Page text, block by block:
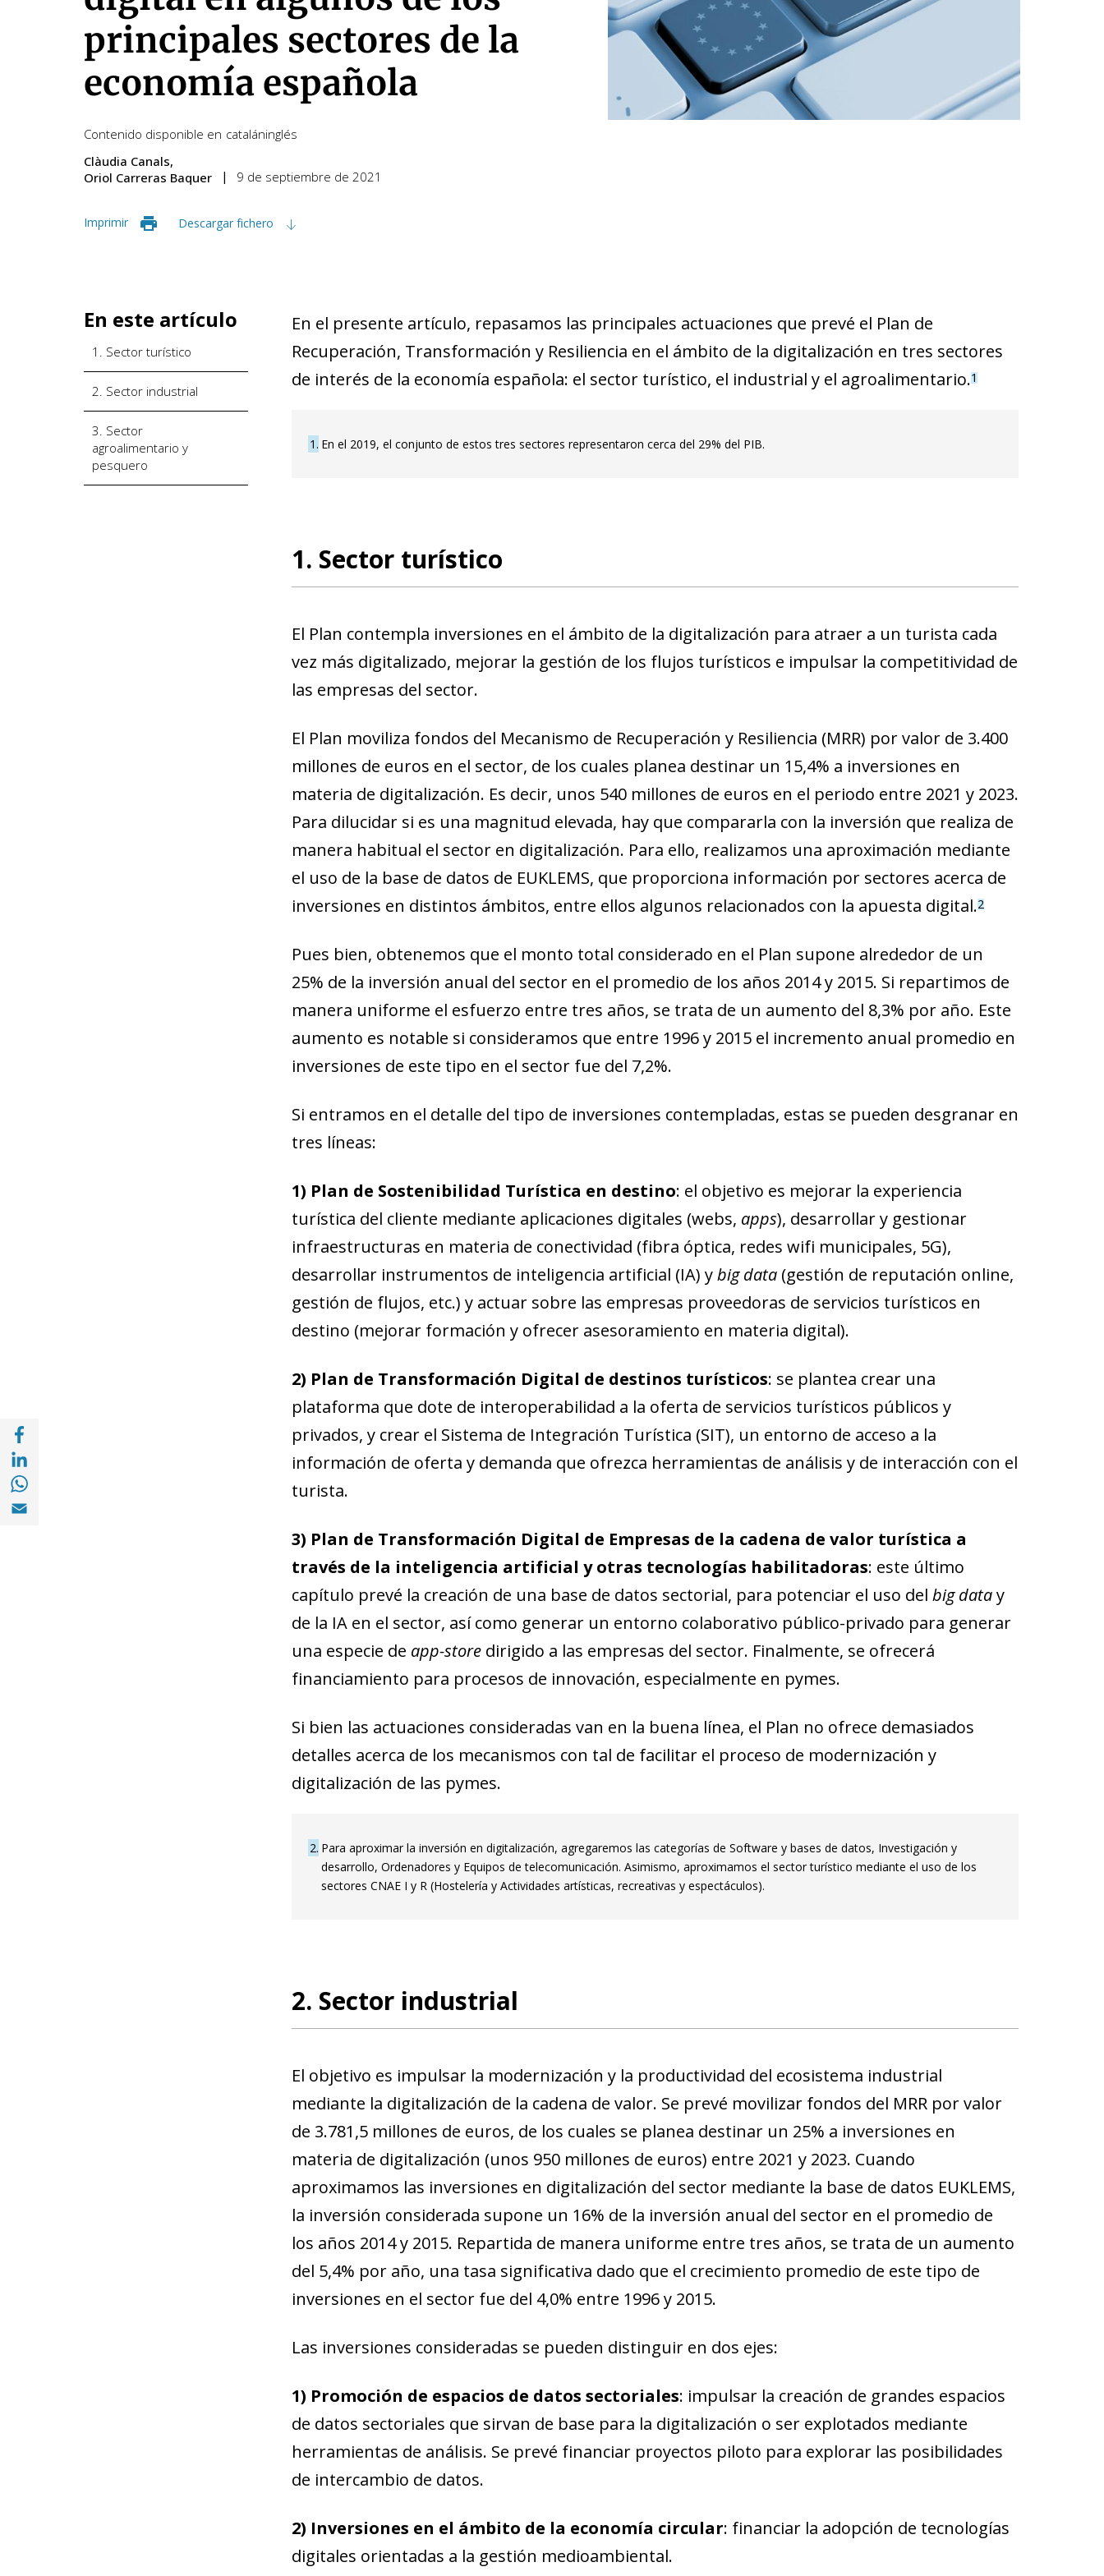
principales sectores de la
economía española
Contenido disponible en cataláninglés
Clàudia Canals
Oriol Carreras Baquer
9 de septiembre de 2021
Imprimir Descargar fichero
Compartir en Facebook (opens in a new window)
Compartir en with Linkedin (opens in a new window)
Compartir en Email (opens in a new window)
En este artículo
1. Sector turístico
2. Sector industrial
3. Sector
agroalimentario y
pesquero
En el presente artículo, repasamos las principales actuaciones que prevé el Plan de
Recuperación, Transformación y Resiliencia en el ámbito de la digitalización en tres sectores
de interés de la economía española: el sector turístico, el industrial y el agroalimentario.1
1 En el 2019, el conjunto de estos tres sectores representaron cerca del 29% del PIB.
1. Sector turístico
El Plan contempla inversiones en el ámbito de la digitalización para atraer a un turista cada
vez más digitalizado, mejorar la gestión de los flujos turísticos e impulsar la competitividad de
las empresas del sector.
El Plan moviliza fondos del Mecanismo de Recuperación y Resiliencia (MRR) por valor de 3.400
millones de euros en el sector, de los cuales planea destinar un 15,4% a inversiones en
materia de digitalización. Es decir, unos 540 millones de euros en el periodo entre 2021 y 2023.
Para dilucidar si es una magnitud elevada, hay que compararla con la inversión que realiza de
manera habitual el sector en digitalización. Para ello, realizamos una aproximación mediante
el uso de la base de datos de EUKLEMS, que proporciona información por sectores acerca de
inversiones en distintos ámbitos, entre ellos algunos relacionados con la apuesta digital.2
Pues bien, obtenemos que el monto total considerado en el Plan supone alrededor de un
25% de la inversión anual del sector en el promedio de los años 2014 y 2015. Si repartimos de
manera uniforme el esfuerzo entre tres años, se trata de un aumento del 8,3% por año. Este
aumento es notable si consideramos que entre 1996 y 2015 el incremento anual promedio en
inversiones de este tipo en el sector fue del 7,2%.
Si entramos en el detalle del tipo de inversiones contempladas, estas se pueden desgranar en
tres líneas:
1) Plan de Sostenibilidad Turística en destino: el objetivo es mejorar la experiencia
turística del cliente mediante aplicaciones digitales (webs, apps), desarrollar y gestionar
infraestructuras en materia de conectividad (fibra óptica, redes wifi municipales, 5G),
desarrollar instrumentos de inteligencia artificial (IA) ybig data(gestión de reputación online,
gestión de flujos, etc.) y actuar sobre las empresas proveedoras de servicios turísticos en
destino (mejorar formación y ofrecer asesoramiento en materia digital).
2) Plan de Transformación Digital de destinos turísticos: se plantea crear una
plataforma que dote de interoperabilidad a la oferta de servicios turísticos públicos y
privados, y crear el Sistema de Integración Turística (SIT), un entorno de acceso a la
información de oferta y demanda que ofrezca herramientas de análisis y de interacción con el
turista.
3) Plan de Transformación Digital de Empresas de la cadena de valor turística a
través de la inteligencia artificial y otras tecnologías habilitadoras: este último
capítulo prevé la creación de una base de datos sectorial, para potenciar el uso del big datay
de la IA en el sector, así como generar un entorno colaborativo público-privado para generar
una especie de app-storedirigido a las empresas del sector. Finalmente, se ofrecerá
financiamiento para procesos de innovación, especialmente en pymes.
Si bien las actuaciones consideradas van en la buena línea, el Plan no ofrece demasiados
detalles acerca de los mecanismos con tal de facilitar el proceso de modernización y
digitalización de las pymes.
2 Para aproximar la inversión en digitalización, agregaremos las categorías de Software y bases de datos, Investigación y
desarrollo, Ordenadores y Equipos de telecomunicación. Asimismo, aproximamos el sector turístico mediante el uso de los
sectores CNAE I y R (Hostelería y Actividades artísticas, recreativas y espectáculos).
2. Sector industrial
El objetivo es impulsar la modernización y la productividad del ecosistema industrial
mediante la digitalización de la cadena de valor. Se prevé movilizar fondos del MRR por valor
de 3.781,5 millones de euros, de los cuales se planea destinar un 25% a inversiones en
materia de digitalización (unos 950 millones de euros) entre 2021 y 2023. Cuando
aproximamos las inversiones en digitalización del sector mediante la base de datos EUKLEMS,
la inversión considerada supone un 16% de la inversión anual del sector en el promedio de
los años 2014 y 2015. Repartida de manera uniforme entre tres años, se trata de un aumento
del 5,4% por año, una tasa significativa dado que el crecimiento promedio de este tipo de
inversiones en el sector fue del 4,0% entre 1996 y 2015.
Las inversiones consideradas se pueden distinguir en dos ejes:
1) Promoción de espacios de datos sectoriales: impulsar la creación de grandes espacios
de datos sectoriales que sirvan de base para la digitalización o ser explotados mediante
herramientas de análisis. Se prevé financiar proyectos piloto para explorar las posibilidades
de intercambio de datos.
2) Inversiones en el ámbito de la economía circular: financiar la adopción de tecnologías
digitales orientadas a la gestión medioambiental.